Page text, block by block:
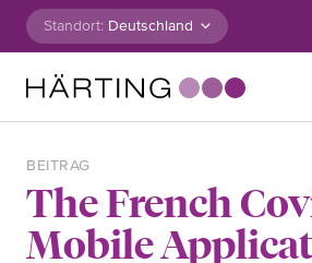
Zum Inhalt springen
Standort:
BEITRAG
The French
Mobile